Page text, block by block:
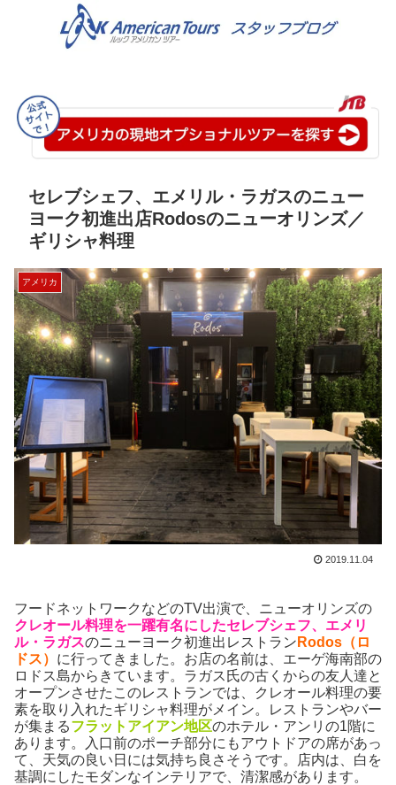
セレブシェフ、エメリル・ラガスのニュー
ヨーク初進出店Rodosのニューオリンズ／
ギリシャ料理
アメリカ
2019.11.04
フードネットワークなどのTV出演で、ニューオリンズの
クレオール料理を一躍有名にしたセレブシェフ、エメリ
ル・ラガスのニューヨーク初進出レストラン Rodos（ロ
ドス） に行ってきました。お店の名前は、エーゲ海南部の
ロドス島からきています。ラガス氏の古くからの友人達と
オープンさせたこのレストランでは、クレオール料理の要
素を取り入れたギリシャ料理がメイン。レストランやバー
が集まるフラットアイアン地区のホテル・アンリの1階に
あります。入口前のポーチ部分にもアウトドアの席があっ
て、天気の良い日には気持ち良さそうです。店内は、白を
基調にしたモダンなインテリアで、清潔感があります。